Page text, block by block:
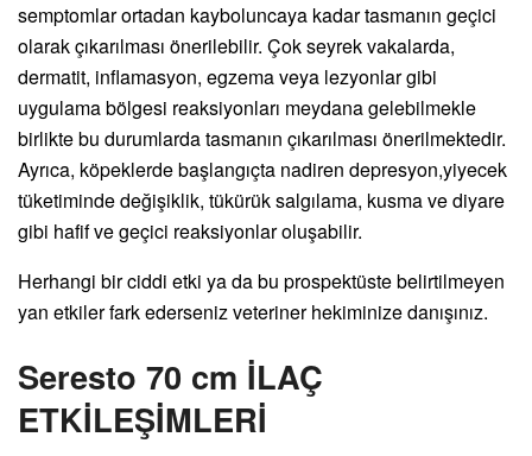
semptomlar ortadan kayboluncaya kadar tasmanın geçici
olarak çıkarılması önerilebilir. Çok seyrek vakalarda,
dermatit, inflamasyon, egzema veya lezyonlar gibi
uygulama bölgesi reaksiyonları meydana gelebilmekle
birlikte bu durumlarda tasmanın çıkarılması önerilmektedir.
Ayrıca, köpeklerde başlangıçta nadiren depresyon,yiyecek
tüketiminde değişiklik, tükürük salgılama, kusma ve diyare
gibi hafif ve geçici reaksiyonlar oluşabilir.
Herhangi bir ciddi etki ya da bu prospektüste belirtilmeyen
yan etkiler fark ederseniz veteriner hekiminize danışınız.
Seresto 70 cm İLAÇ
ETKİLEŞİMLERİ